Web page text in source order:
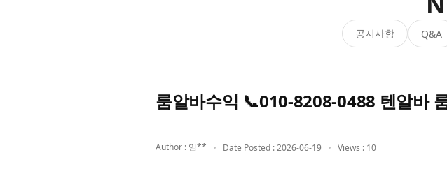
공지사항 Q&A
룸알바수익 📞010-8208-0488 텐알바
Author : 임** Date Posted : 2026-06-19 Views : 10